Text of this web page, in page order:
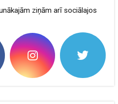
ziņām arī sociālajos